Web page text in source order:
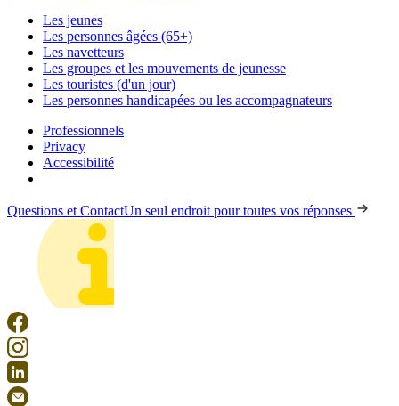
Les jeunes
Les personnes âgées (65+)
Les navetteurs
Les groupes et les mouvements de jeunesse
Les touristes (d'un jour)
Les personnes handicapées ou les accompagnateurs
Professionnels
Privacy
Accessibilité
Questions et ContactUn seul endroit pour toutes vos réponses